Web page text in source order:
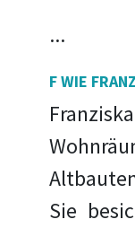
...
F WIE
Sie